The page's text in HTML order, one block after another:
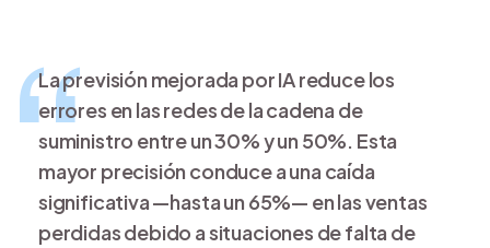
La previsión mejorada por IA reduce los
errores en las redes de la cadena de
suministro entre un 30% y un 50%. Esta
mayor precisión conduce a una caída
significativa —hasta un 65%— en las ventas
perdidas debido a situaciones de falta de